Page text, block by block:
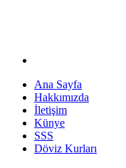
Ana Sayfa
Hakkımızda
İletişim
Künye
SSS
Döviz Kurları